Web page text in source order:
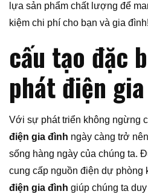
lựa sản phẩm chất lượng để
kiệm chi phí cho bạn và gia đình!
cấu tạo đặc
phát điện
Với sự phát triển không ngừng
điện gia đình ngày càng trở
sống hàng ngày của chúng ta.
cung cấp nguồn điện dự phòng
điện gia đình giúp chúng ta